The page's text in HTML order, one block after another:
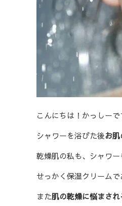
こんにちは！かっしーで
シャワーを浴びた後お
乾燥肌の私も、シャワ
せっかく保湿クリーム
また肌の乾燥に悩まされ